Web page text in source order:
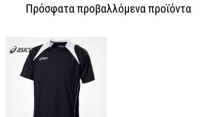
Πρόσφατα προβαλλόμενα προϊόντα